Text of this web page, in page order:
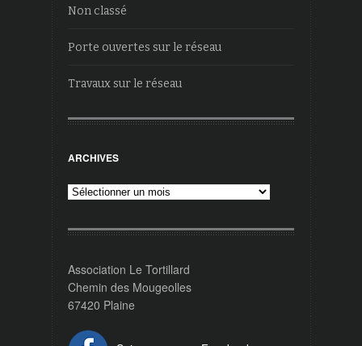
Non classé
Porte ouvertes sur le réseau
Travaux sur le réseau
ARCHIVES
Archives
Association Le Tortillard
Chemin des Mougeolles
67420 Plaine